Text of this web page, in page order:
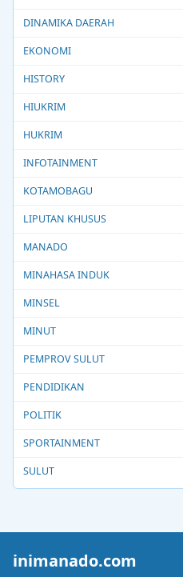
DINAMIKA DAERAH
EKONOMI
HISTORY
HIUKRIM
HUKRIM
INFOTAINMENT
KOTAMOBAGU
LIPUTAN KHUSUS
MANADO
MINAHASA INDUK
MINSEL
MINUT
PEMPROV SULUT
PENDIDIKAN
POLITIK
SPORTAINMENT
SULUT
inimanado.com